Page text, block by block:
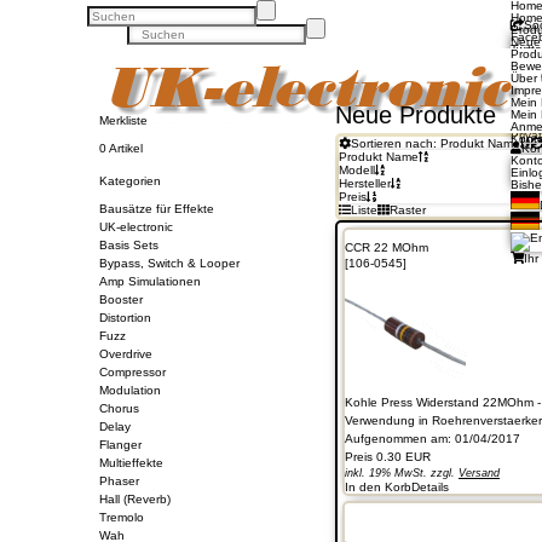
Ihr
Home
Home
Über
Mein
Mein
Neue Produkte
Sortieren nach: Produkt Name
Produkt Name
Modell
Hersteller
Preis
Liste
Raster
CCR 22 MOhm
[106-0545]
Kohle Press Widerstand 22MOhm
Verwendung in
Aufgenommen am: 01/04/2017
Preis 0.30 EUR
inkl. 19% MwSt. zzgl. Versand
In den KorbDetails
Merkliste
0 Artikel
Kategorien
Bausätze für Effekte
UK-electronic
Basis Sets
Bypass, Switch & Looper
Amp Simulationen
Booster
Distortion
Fuzz
Overdrive
Compressor
Modulation
Chorus
Delay
Flanger
Multieffekte
Phaser
Hall (Reverb)
Tremolo
Wah